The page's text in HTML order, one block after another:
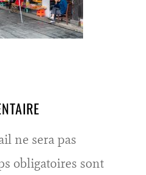
ne sera pas
obligatoires sont